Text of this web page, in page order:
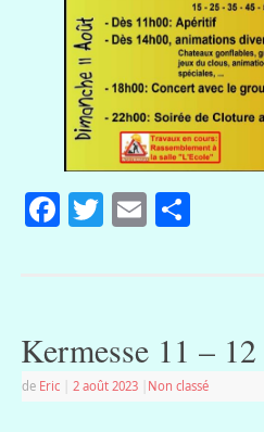
Facebook
Twitter
Email
Kermesse 11 –
de Eric 2 août 2023 Non classé